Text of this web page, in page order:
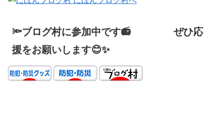
🔦ブログ村に参加中です📻 ぜひ応
援をお願いします😊✨